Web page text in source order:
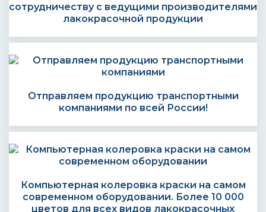
сотрудничеству с ведущими производителями
лакокрасочной продукции
Отправляем продукцию транспортными
компаниями по всей России!
Компьютерная колеровка краски на самом
современном оборудовании. Более 10 000
цветов для всех видов лакокрасочных